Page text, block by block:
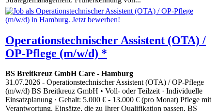
Operationstechnischer Assistent (OTA) /
OP-Pflege (m/w/d) *
BS Breitkreuz GmbH Care - Hamburg
31.07.2026 - Operationstechnischer Assistent (OTA) / OP-Pflege
(m/w/d) BS Breitkreuz GmbH • Voll- oder Teilzeit · Individuelle
Einsatzplanung · Gehalt: 5.000 € - 13.000 € (pro Monat) Pflege mit
Verantwortung. Einsätze, die zu Ihrer Qualifikation passen. BS